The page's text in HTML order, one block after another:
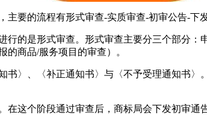
要的流程有形式审查-实质审查-初审公告-下
的是形式审查。形式审查主要分三个部分：
商品/服务项目的审查）。
〉、〈补正通知书〉与〈不予受理通知书
这个阶段通过审查后，商标局会下发初审